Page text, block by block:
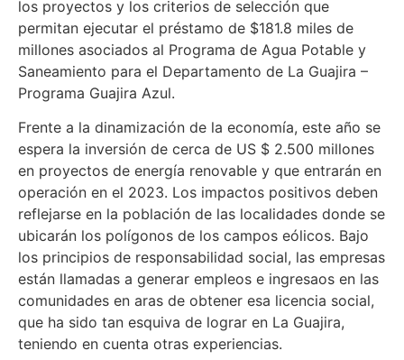
los proyectos y los criterios de selección que
permitan ejecutar el préstamo de $181.8 miles de
millones asociados al Programa de Agua Potable y
Saneamiento para el Departamento de La Guajira –
Programa Guajira Azul.
Frente a la dinamización de la economía, este año se
espera la inversión de cerca de US $ 2.500 millones
en proyectos de energía renovable y que entrarán en
operación en el 2023. Los impactos positivos deben
reflejarse en la población de las localidades donde se
ubicarán los polígonos de los campos eólicos. Bajo
los principios de responsabilidad social, las empresas
están llamadas a generar empleos e ingresaos en las
comunidades en aras de obtener esa licencia social,
que ha sido tan esquiva de lograr en La Guajira,
teniendo en cuenta otras experiencias.